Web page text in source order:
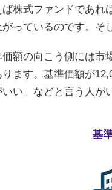
ば株式ファンドであれ
っているのです。そ
価額の向こう側には市
ります。基準価額が
い」などと言う人が